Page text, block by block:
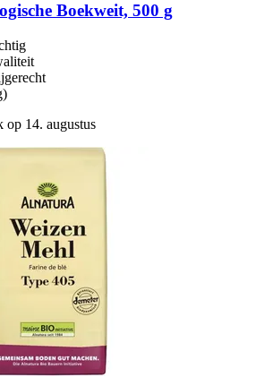
Boekweit, 500 g
14. augustus